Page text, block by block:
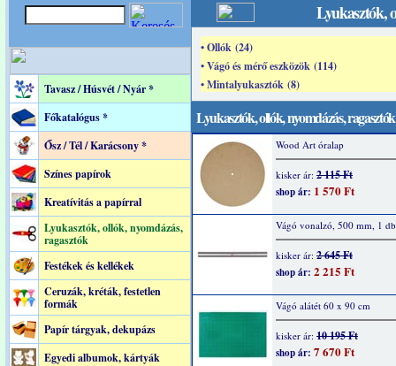
Tavasz / Húsvét / Nyár *
Főkatalógus *
Ősz / Tél / Karácsony *
Színes papírok
Kreatívitás a papírral
Lyukasztók, ollók, nyomdázás,
ragasztók
Festékek és kellékek
Ceruzák, kréták, festetlen
formák
Papír tárgyak, dekupázs
Egyedi albumok, kártyák
Lyukasztók,
• Ollók (24)
• Vágó és mérő eszközök (114)
• Mintalyukasztók (8)
Lyukasztók, ollók, nyomdázás, ragasztók
Wood Art óralap
kisker ár: 2 115 Ft
shop ár: 1 570 Ft
Vágó vonalzó, 500 mm, 1 db
kisker ár: 2 645 Ft
shop ár: 2 215 Ft
Vágó alátét 60 x 90 cm
kisker ár: 10 195 Ft
shop ár: 7 670 Ft